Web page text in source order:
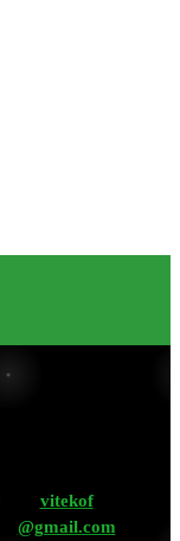
vitekof
@gmail.com